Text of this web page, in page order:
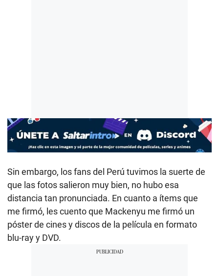
Sin embargo, los fans del Perú tuvimos la suerte de
que las fotos salieron muy bien, no hubo esa
distancia tan pronunciada. En cuanto a ítems que
me firmó, les cuento que Mackenyu me firmó un
póster de cines y discos de la película en formato
blu-ray y DVD.